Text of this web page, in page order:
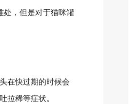
处，但是对于猫咪罐
在快过期的时候会
稀等症状。